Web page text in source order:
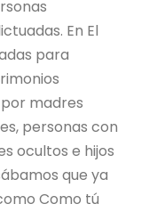
En El
para
madres
personas con
ocultos e hijos
que ya
Como tú